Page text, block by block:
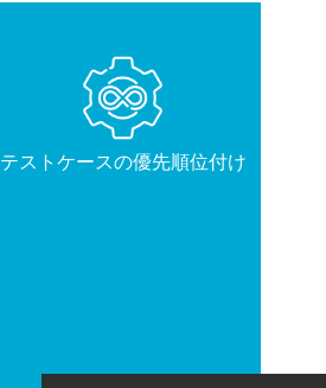
テストケースの優先順位付け